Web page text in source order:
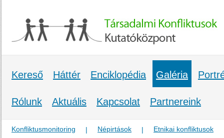
Kereső Háttér Enciklopédia Galéria
Rólunk Aktuális Kapcsolat Partnereink
Konfliktusmonitoring | Népirtások | Etnikai konfliktusok